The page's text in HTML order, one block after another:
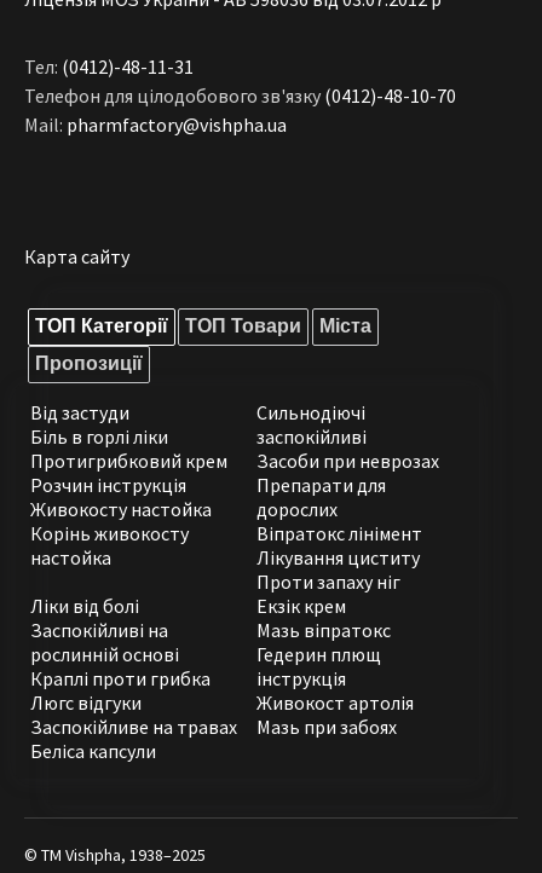
Тел: (0412)-48-11-31
Телефон для цілодобового зв'язку (0412)-48-10-70
Mail: pharmfactory@vishpha.ua
Карта сайту
ТОП Категорії ТОП Товари
Міста
Пропозиції
Від застуди
Біль в горлі ліки
Протигрибковий крем
Розчин інструкція
Живокосту настойка
Корінь живокосту
настойка
Сильнодіючі
заспокійливі
Засоби при неврозах
Препарати для
дорослих
Віпратокс лінімент
Лікування циститу
Проти запаху ніг
Ліки від болі
Заспокійливі на
рослинній основі
Краплі проти грибка
Люгс відгуки
Заспокійливе на травах
Беліса капсули
Екзік крем
Мазь віпратокс
Гедерин плющ
інструкція
Живокост артолія
Мазь при забоях
© ТМ Vishpha, 1938–2025